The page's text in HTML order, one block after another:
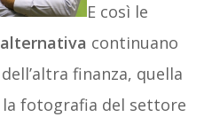
E così le
continuano
finanza, quella
fotografia del settore